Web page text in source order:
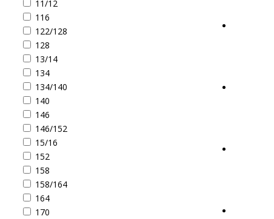
11/12
116
122/128
128
13/14
134
134/140
140
146
146/152
15/16
152
158
158/164
164
170